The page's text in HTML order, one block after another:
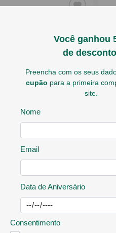
PROMIL
Pó Sol Oral Saq
17 €
ADICIONAR